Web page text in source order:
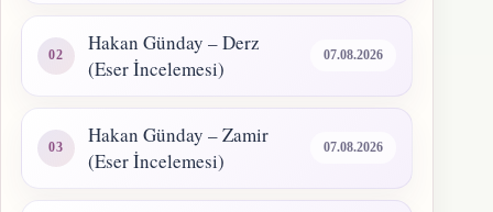
Hakan Günday – Derz
(Eser İncelemesi)
07.08.2026
Hakan Günday – Zamir
(Eser İncelemesi)
07.08.2026